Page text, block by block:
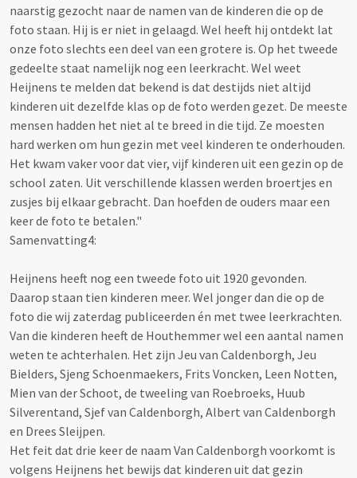
naarstig gezocht naar de namen van de kinderen die op de
foto staan. Hij is er niet in gelaagd. Wel heeft hij ontdekt lat
onze foto slechts een deel van een grotere is. Op het tweede
gedeelte staat namelijk nog een leerkracht. Wel weet
Heijnens te melden dat bekend is dat destijds niet altijd
kinderen uit dezelfde klas op de foto werden gezet. De meeste
mensen hadden het niet al te breed in die tijd. Ze moesten
hard werken om hun gezin met veel kinderen te onderhouden.
Het kwam vaker voor dat vier, vijf kinderen uit een gezin op de
school zaten. Uit verschillende klassen werden broertjes en
zusjes bij elkaar gebracht. Dan hoefden de ouders maar een
keer de foto te betalen."
Samenvatting4:
Heijnens heeft nog een tweede foto uit 1920 gevonden.
Daarop staan tien kinderen meer. Wel jonger dan die op de
foto die wij zaterdag publiceerden én met twee leerkrachten.
Van die kinderen heeft de Houthemmer wel een aantal namen
weten te achterhalen. Het zijn Jeu van Caldenborgh, Jeu
Bielders, Sjeng Schoenmaekers, Frits Voncken, Leen Notten,
Mien van der Schoot, de tweeling van Roebroeks, Huub
Silverentand, Sjef van Caldenborgh, Albert van Caldenborgh
en Drees Sleijpen.
Het feit dat drie keer de naam Van Caldenborgh voorkomt is
volgens Heijnens het bewijs dat kinderen uit dat gezin